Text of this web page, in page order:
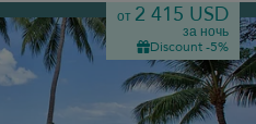
от 2 415 USD
за ночь
Discount -5%